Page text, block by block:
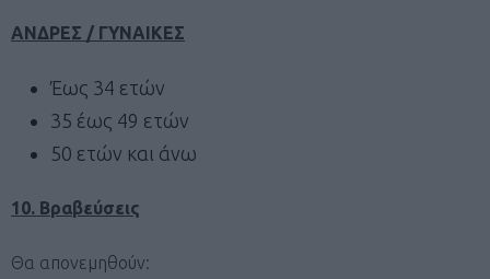
ΑΝΔΡΕΣ / ΓΥΝΑΙΚΕΣ
Έως 34 ετών
35 έως 49 ετών
50 ετών και άνω
10. Βραβεύσεις
Θα απονεμηθούν: